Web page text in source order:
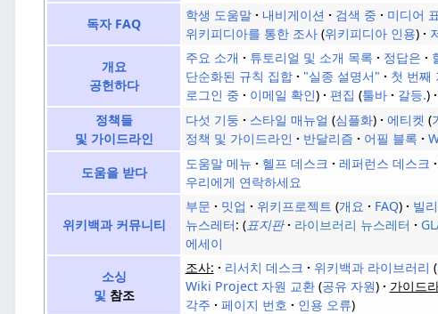
독자 FAQ
학생 도움말 내비게이션 검색 중 미디어
위키피디아를 통한 조사 위키피디아 인용
개요
공헌하다
주요 소개 튜토리얼 및 소개 목록 정답은
단순화된 규칙 집합
"실종 설명서" 첫 번째
로그인 중
이메일 확인 편집 툴바 갈등.
정책들
및 가이드라인
다섯 기둥 스타일 매뉴얼 심플화 에티켓
정책 및 가이드라인
반달리즘 어필 블록
도움을 받다
도움말 메뉴 헬프 데스크 레퍼런스 데스크
우리에게 연락하세요
위키백과 커뮤니티
부문 밋업 위키프로젝트 개요 FAQ 빌
뉴스레터: 표지판 라이브러리 뉴스레터
에세이
소싱
및 참조
조사: 리서치 데스크 위키백과 라이브러리
Wiki Project 자원 교환 공유 자원 가이드
각주
페이지 번호 인용 오류